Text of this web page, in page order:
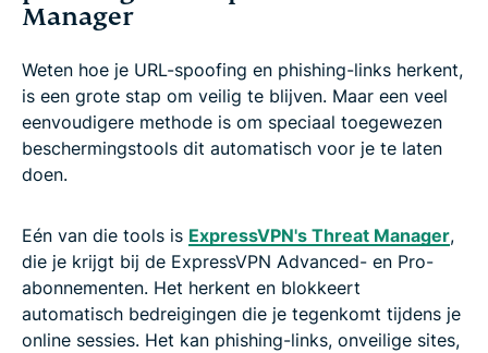
Manager
Weten hoe je URL-spoofing en phishing-links herkent,
is een grote stap om veilig te blijven. Maar een veel
eenvoudigere methode is om speciaal toegewezen
beschermingstools dit automatisch voor je te laten
doen.
Eén van die tools is ExpressVPN's Threat Manager,
die je krijgt bij de ExpressVPN Advanced- en Pro-
abonnementen. Het herkent en blokkeert
automatisch bedreigingen die je tegenkomt tijdens je
online sessies. Het kan phishing-links, onveilige sites,